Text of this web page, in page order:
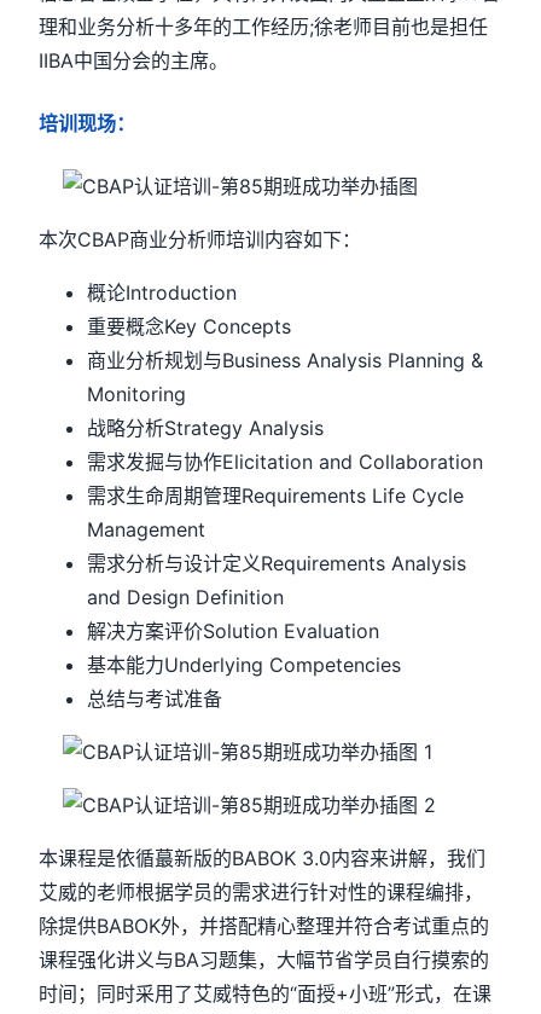
理和业务分析十多年的工作经历;徐老师目前也是担任
IIBA中国分会的主席。
培训现场：
本次CBAP商业分析师培训内容如下：
概论Introduction
重要概念Key Concepts
商业分析规划与Business Analysis Planning &
Monitoring
战略分析Strategy Analysis
需求发掘与协作Elicitation and Collaboration
需求生命周期管理Requirements Life Cycle
Management
需求分析与设计定义Requirements Analysis
and Design Definition
解决方案评价Solution Evaluation
基本能力Underlying Competencies
总结与考试准备
本课程是依循蕞新版的BABOK 3.0内容来讲解，我们
艾威的老师根据学员的需求进行针对性的课程编排，
除提供BABOK外，并搭配精心整理并符合考试重点的
课程强化讲义与BA习题集，大幅节省学员自行摸索的
时间；同时采用了艾威特色的“面授+小班”形式，在课